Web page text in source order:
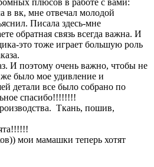
плюсов в работе с вами:
в вк, мне отвечал молодой
Писала здесь-мне
обратная связь всегда важна. И
это тоже играет большую роль
И поэтому очень важно, чтобы не
было мое удивление и
детали все было собрано по
спасибо!!!!!!!!
Ткань, пошив,
мои мамашки теперь хотят